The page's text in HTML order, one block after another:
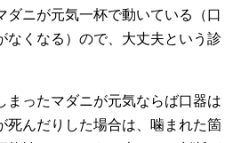
ダニが元気一杯で動いている（口
なくなる）ので、大丈夫という診
まったマダニが元気ならば口器は
死んだりした場合は、噛まれた箇